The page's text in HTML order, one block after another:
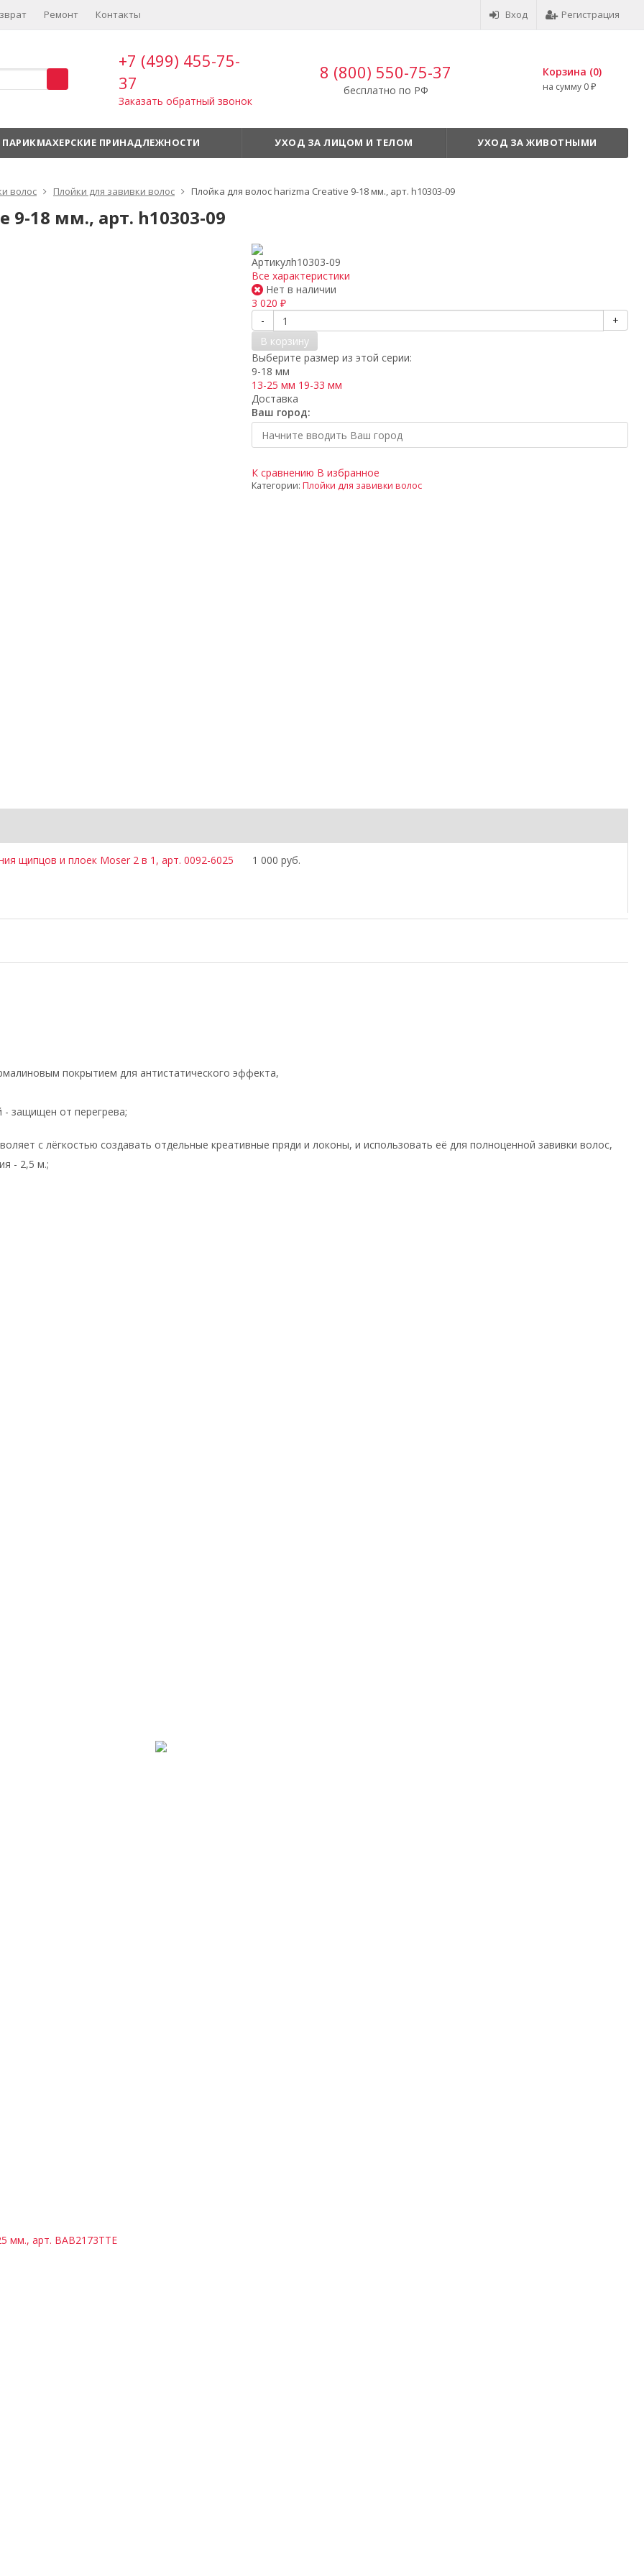
Вход Регистрация
Ремонт Контакты
+7 (499) 455-75-
37
Заказать обратный звонок
8 (800) 550-75-37
бесплатно по РФ
Корзина (0)
на сумму 0 ₽
ПАРИКМАХЕРСКИЕ ПРИНАДЛЕЖНОСТИ УХОД ЗА ЛИЦОМ И ТЕЛОМ УХОД ЗА ЖИВОТНЫМИ
волос Плойки для завивки волос Плойка для волос harizma Creative 9-18 мм., арт. h10303-09
9-18 мм., арт. h10303-09
Артикулh10303-09
Все характеристики
Нет в наличии
3 020 ₽
-
+
В корзину
Выберите размер из этой серии:
9-18 мм
13-25 мм 19-33 мм
Доставка
Ваш город:
К сравнению В избранное
Категории: Плойки для завивки волос
щипцов и плоек Moser 2 в 1, арт. 0092-6025
1 000 руб.
покрытием для антистатического эффекта,
- защищен от перегрева;
с лёгкостью создавать отдельные креативные пряди и локоны, и использовать её для полноценной завивки волос,
- 2,5 м.;
мм., арт. BAB2173TTE